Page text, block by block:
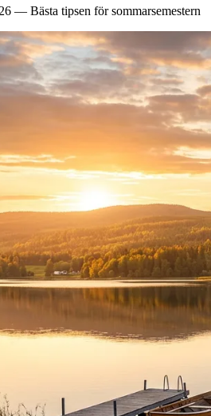
— Bästa tipsen för sommarsemestern